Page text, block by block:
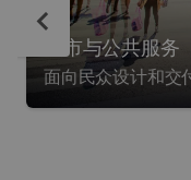
城市与公共服务
面向民众设计和交